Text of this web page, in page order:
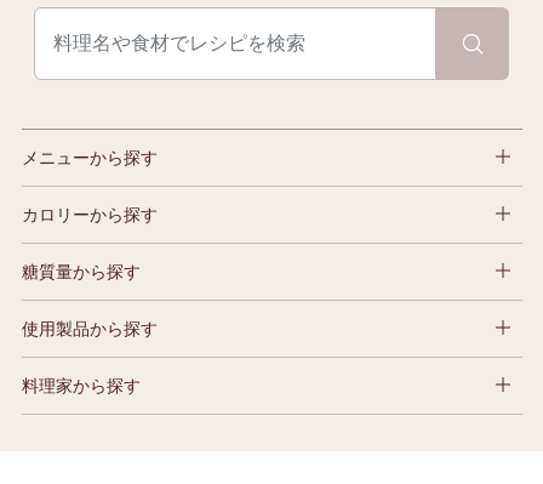
メニューから探す
カロリーから探す
糖質量から探す
使用製品から探す
料理家から探す